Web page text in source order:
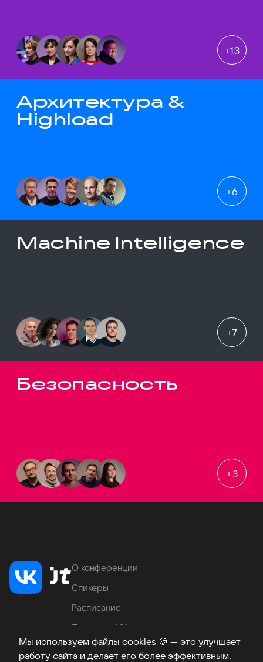
Мы используем файлы cookies 🍪 — это улучшает
работу сайта и делает его более эффективным.
+13
Архитектура &
Highload
+6
Machine Intelligence
+7
Безопасность
+3
О конференции
Спикеры
Расписание
Продукты VK
Место проведения